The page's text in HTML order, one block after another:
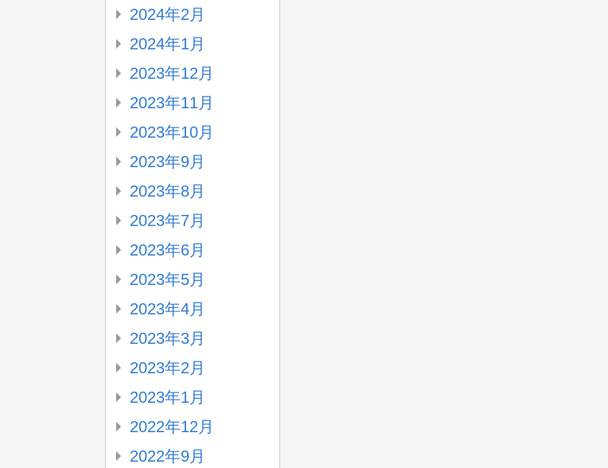
2024年2月
2024年1月
2023年12月
2023年11月
2023年10月
2023年9月
2023年8月
2023年7月
2023年6月
2023年5月
2023年4月
2023年3月
2023年2月
2023年1月
2022年12月
2022年9月